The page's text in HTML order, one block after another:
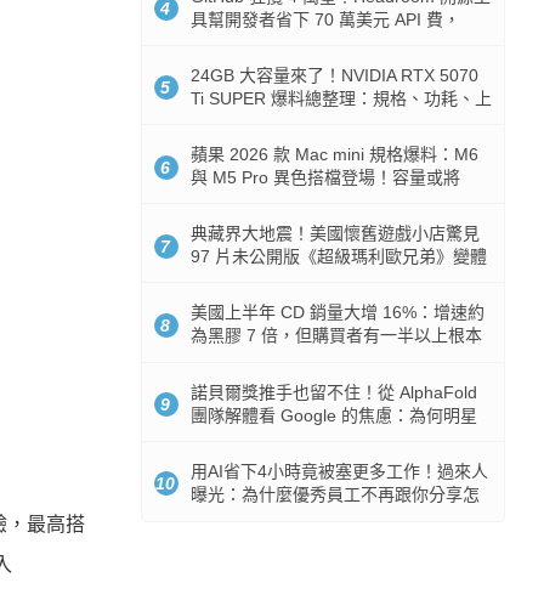
，最高搭
4
具幫開發者省下 70 萬美元 API 費，
5
24GB 大容量來了！NVIDIA RTX 5070
Ti SUPER 爆料總整理：規格、功耗、上
6
蘋果 2026 款 Mac mini 規格爆料：M6
與 M5 Pro 異色搭檔登場！容量或將
7
典藏界大地震！美國懷舊遊戲小店驚見
97 片未公開版《超級瑪利歐兄弟》變體
8
美國上半年 CD 銷量大增 16%：增速約
為黑膠 7 倍，但購買者有一半以上根本
9
諾貝爾獎推手也留不住！從 AlphaFold
團隊解體看 Google 的焦慮：為何明星
10
用AI省下4小時竟被塞更多工作！過來人
曝光：為什麼優秀員工不再跟你分享怎